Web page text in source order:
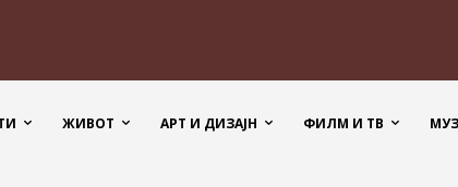
ЖИВОТ АРТ И ДИЗАЈН ФИЛМ И ТВ